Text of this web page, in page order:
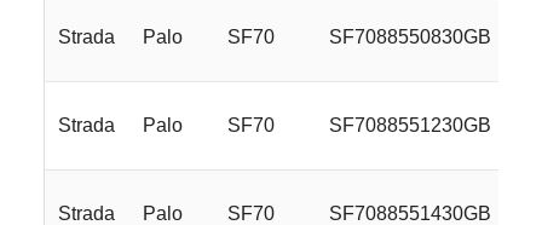
Strada Palo SF70 SF7088550830GB
Strada Palo SF70 SF7088551230GB
Strada Palo SF70 SF7088551430GB